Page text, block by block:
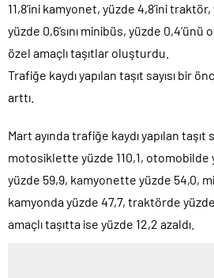
11,8’ini kamyonet, yüzde 4,8’ini
yüzde 0,6’sını minibüs, yüzde 0,4’ünü
özel amaçlı taşıtlar oluşturdu.
Trafiğe kaydı yapılan taşıt sayısı bir
arttı.
Mart ayında trafiğe kaydı yapılan taşıt
motosiklette yüzde 110,1, otomobilde
yüzde 59,9, kamyonette yüzde 54,0,
kamyonda yüzde 47,7, traktörde
amaçlı taşıtta ise yüzde 12,2 azaldı.